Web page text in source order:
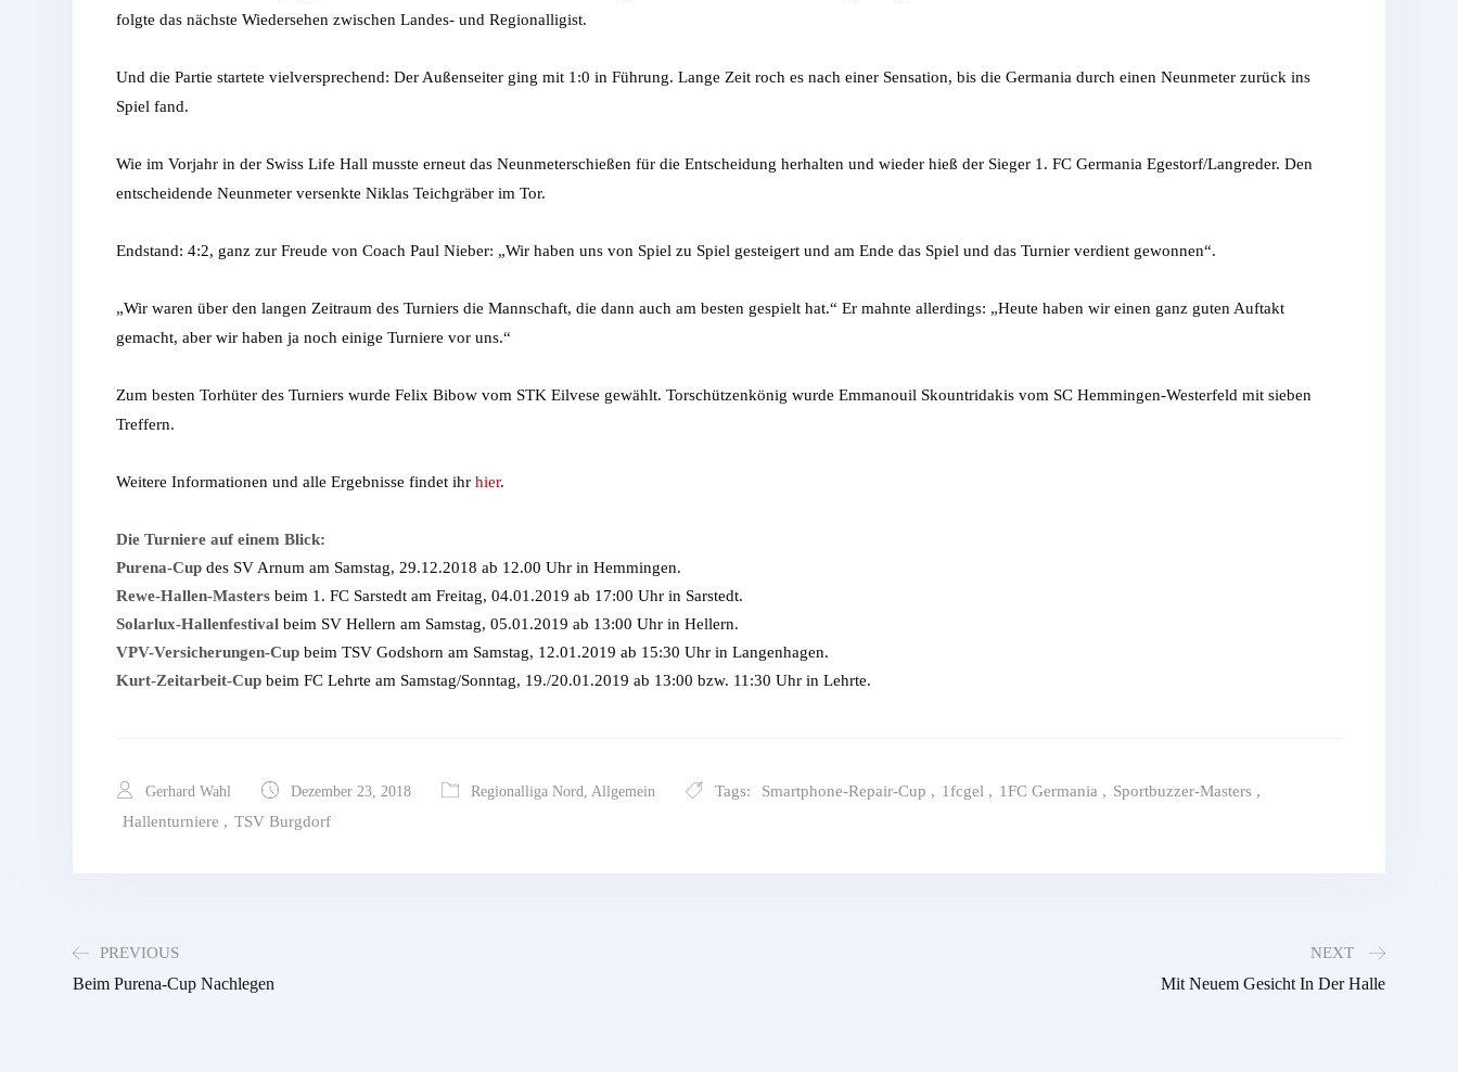
folgte das nächste Wiedersehen zwischen Landes- und Regionalligist.
Und die Partie startete vielversprechend: Der Außenseiter ging mit 1:0 in Führung. Lange Zeit roch es nach einer Sensation, bis die Germania durch einen Neunmeter zurück ins
Spiel fand.
Wie im Vorjahr in der Swiss Life Hall musste erneut das Neunmeterschießen für die Entscheidung herhalten und wieder hieß der Sieger 1. FC Germania Egestorf/Langreder. Den
entscheidende Neunmeter versenkte Niklas Teichgräber im Tor.
Endstand: 4:2, ganz zur Freude von Coach Paul Nieber: „Wir haben uns von Spiel zu Spiel gesteigert und am Ende das Spiel und das Turnier verdient gewonnen“.
„Wir waren über den langen Zeitraum des Turniers die Mannschaft, die dann auch am besten gespielt hat.“ Er mahnte allerdings: „Heute haben wir einen ganz guten Auftakt
gemacht, aber wir haben ja noch einige Turniere vor uns.“
Zum besten Torhüter des Turniers wurde Felix Bibow vom STK Eilvese gewählt. Torschützenkönig wurde Emmanouil Skountridakis vom SC Hemmingen-Westerfeld mit sieben
Treffern.
Weitere Informationen und alle Ergebnisse findet ihr hier.
Die Turniere auf einem Blick:
Purena-Cup des SV Arnum am Samstag, 29.12.2018 ab 12.00 Uhr in Hemmingen.
Rewe-Hallen-Masters beim 1. FC Sarstedt am Freitag, 04.01.2019 ab 17:00 Uhr in Sarstedt.
Solarlux-Hallenfestival beim SV Hellern am Samstag, 05.01.2019 ab 13:00 Uhr in Hellern.
VPV-Versicherungen-Cup beim TSV Godshorn am Samstag, 12.01.2019 ab 15:30 Uhr in Langenhagen.
Kurt-Zeitarbeit-Cup beim FC Lehrte am Samstag/Sonntag, 19./20.01.2019 ab 13:00 bzw. 11:30 Uhr in Lehrte.
Gerhard Wahl Dezember 23, 2018 Regionalliga Nord, Allgemein Tags: Smartphone-Repair-Cup , 1fcgel , 1FC Germania , Sportbuzzer-Masters ,
Hallenturniere , TSV Burgdorf
PREVIOUS
Beim Purena-Cup Nachlegen
NEXT
Mit Neuem Gesicht In Der Halle